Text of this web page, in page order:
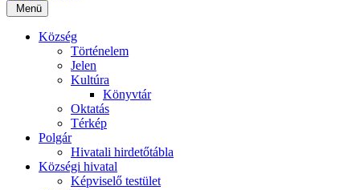
Menü
Község
Történelem
Jelen
Kultúra
Könyvtár
Oktatás
Térkép
Polgár
Hivatali hirdetőtábla
Községi hivatal
Képviselő testület